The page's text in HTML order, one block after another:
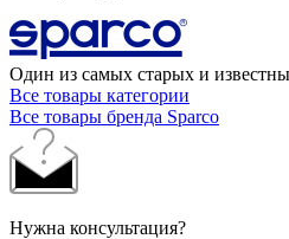
Один из самых старых и
Все товары категории
Все товары бренда Sparco
Нужна консультация?